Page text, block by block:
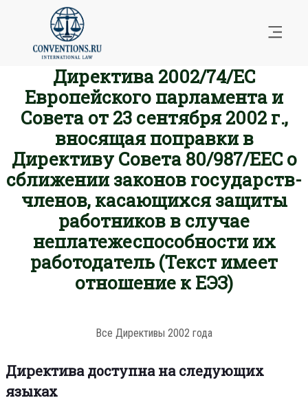
Директива 2002/74/EC
Европейского парламента и
Совета от 23 сентября 2002 г.,
вносящая поправки в
Директиву Совета 80/987/EEC о
сближении законов государств-
членов, касающихся защиты
работников в случае
неплатежеспособности их
работодатель (Текст имеет
отношение к ЕЭЗ)
Все Директивы 2002 года
Директива доступна на следующих
языках